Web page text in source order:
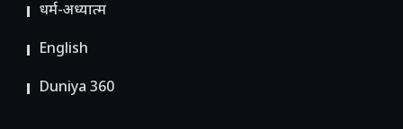
धर्म-अध्यात्म
English
Duniya 360